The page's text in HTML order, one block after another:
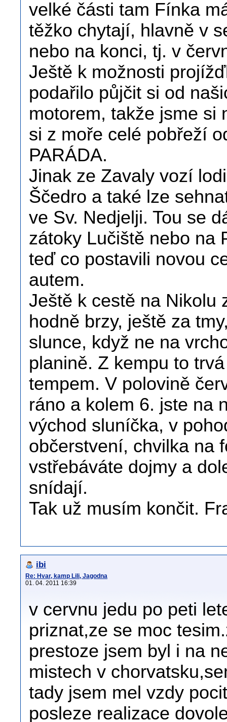
velké části tam Fínka
těžko chytají, hlavně v
nebo na konci, tj. v
Ještě k možnosti
podařilo půjčit si od
motorem, takže jsme si
si z moře celé pobřeží
PARÁDA.
Jinak ze Zavaly vozí
Ščedro a také lze
ve Sv. Nedjelji. Tou se
zátoky Lučiště nebo na
teď co postavili novou
autem.
Ještě k cestě na Nikolu
hodně brzy, ještě za
slunce, když ne na
planině. Z kempu to
tempem. V polovině
ráno a kolem 6. jste na
východ sluníčka, v
občerstvení, chvilka na
vstřebáváte dojmy a
snídají.
Tak už musím končit.
ibi
Re: Hvar, kamp Lili, Jagodna
01. 04. 2011 16:39
v cervnu jedu po peti
priznat,ze se moc
prestoze jsem byl i na
mistech v
tady jsem mel vzdy
posleze realizace